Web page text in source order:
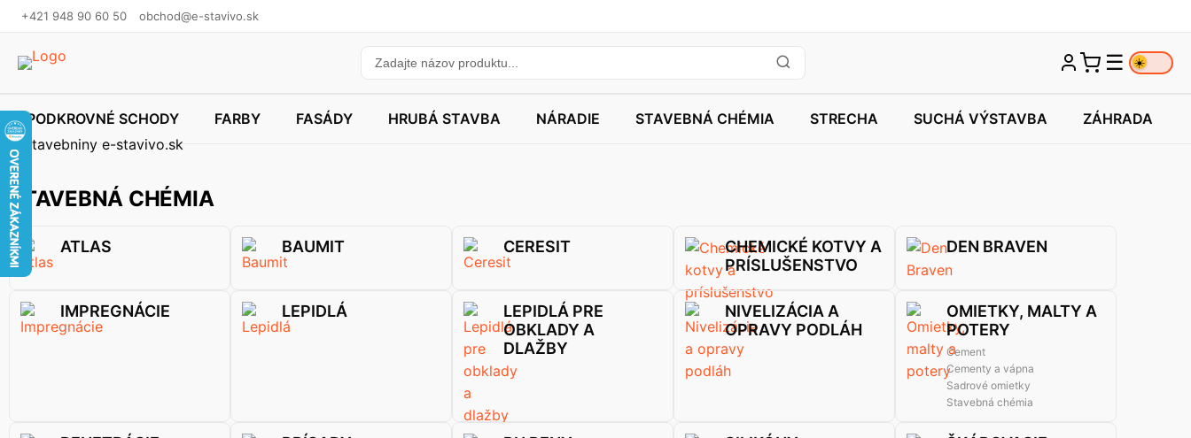
+421 948 90 60 50 obchod@e-stavivo.sk
☰ ☀️
PODKROVNÉ SCHODY FARBY FASÁDY HRUBÁ STAVBA NÁRADIE STAVEBNÁ CHÉMIA STRECHA SUCHÁ VÝSTAVBA ZÁHRADA
STAVEBNÁ CHÉMIA
ATLAS BAUMIT CERESIT
CHEMICKÉ KOTVY A
PRÍSLUŠENSTVO
DEN BRAVEN
IMPREGNÁCIE LEPIDLÁ
LEPIDLÁ PRE
OBKLADY A
DLAŽBY
NIVELIZÁCIA A
OPRAVY PODLÁH
OMIETKY, MALTY A
POTERY
Cement
Cementy a vápna
Sadrové omietky
Stavebná chémia